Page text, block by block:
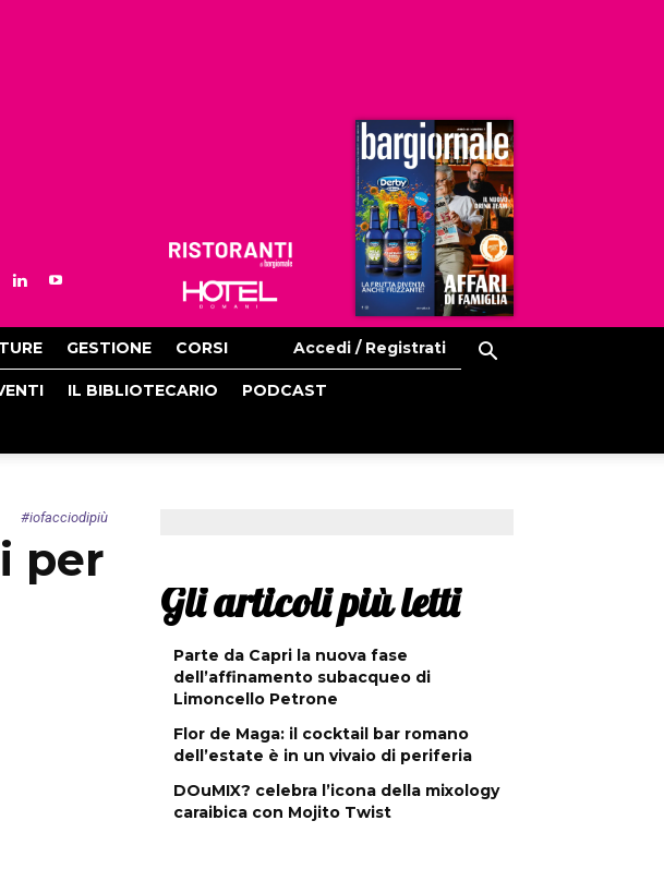
Ristoranti
Hoteldomani
GESTIONE CORSI Accedi / Registrati
IL BIBLIOTECARIO PODCAST
#iofacciodipiù
per
Gli articoli più letti
Parte da Capri la nuova fase
dell’affinamento subacqueo di
Limoncello Petrone
Flor de Maga: il cocktail bar romano
dell’estate è in un vivaio di periferia
DOuMIX? celebra l’icona della mixology
caraibica con Mojito Twist